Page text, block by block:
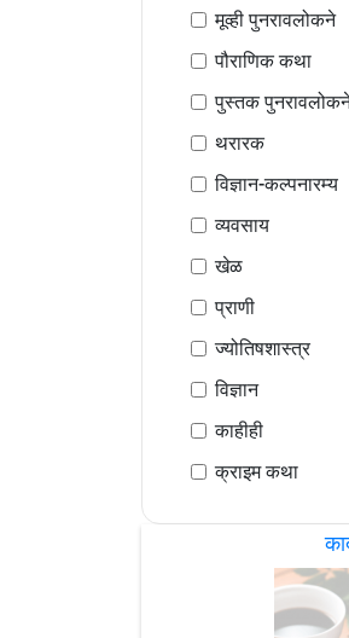
मूव्ही पुनरावलोकने
पौराणिक कथा
पुस्तक
थरारक
विज्ञान-कल्पनारम्य
व्यवसाय
खेळ
प्राणी
ज्योतिषशास्त्र
विज्ञान
काहीही
क्राइम कथा